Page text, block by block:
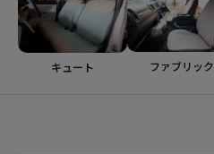
キュート ファブリック